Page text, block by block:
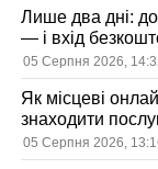
Лише два дні:
— і вхід
05 Серпня 2026,
Як місцеві
знаходити
05 Серпня 2026,